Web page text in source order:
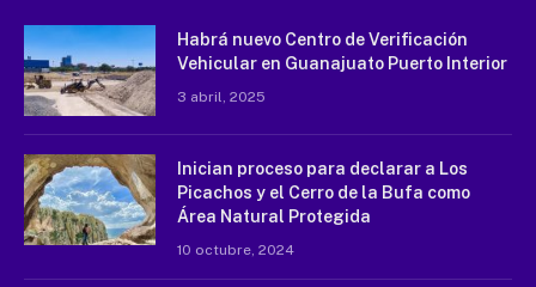
Habrá nuevo Centro de Verificación
Vehicular en Guanajuato Puerto Interior
3 abril, 2025
Inician proceso para declarar a Los
Picachos y el Cerro de la Bufa como
Área Natural Protegida
10 octubre, 2024